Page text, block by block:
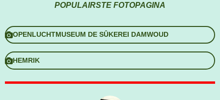
POPULAIRSTE FOTOPAGINA
OPENLUCHTMUSEUM DE SÛKEREI DAMWOUD
HEMRIK